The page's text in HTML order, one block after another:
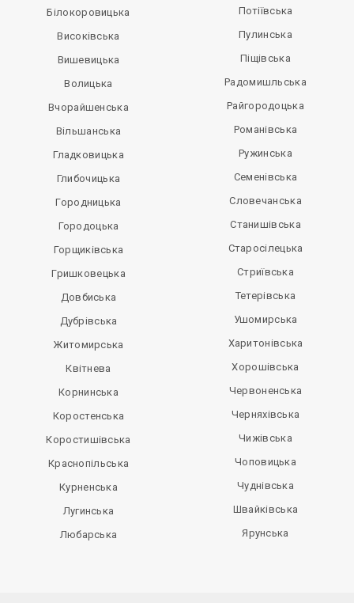
Білокоровицька
Високівська
Вишевицька
Волицька
Вчорайшенська
Вільшанська
Гладковицька
Глибочицька
Городницька
Городоцька
Горщиківська
Гришковецька
Довбиська
Дубрівська
Житомирська
Квітнева
Корнинська
Коростенська
Коростишівська
Краснопільська
Курненська
Лугинська
Любарська
Потіївська
Пулинська
Піщівська
Радомишльська
Райгородоцька
Романівська
Ружинська
Семенівська
Словечанська
Станишівська
Старосілецька
Стриївська
Тетерівська
Ушомирська
Харитонівська
Хорошівська
Червоненська
Черняхівська
Чижівська
Чоповицька
Чуднівська
Швайківська
Ярунська